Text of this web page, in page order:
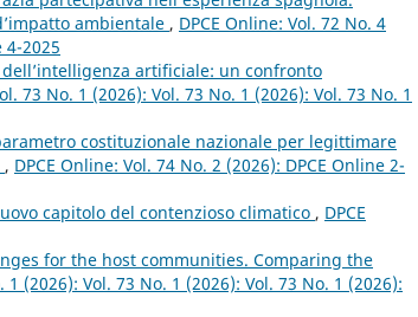
ambientale , DPCE Online: Vol. 72 No. 4
4-2025
artificiale: un confronto
73 No. 1 (2026): Vol. 73 No. 1 (2026): Vol. 73 No. 1
costituzionale nazionale per legittimare
, DPCE Online: Vol. 74 No. 2 (2026): DPCE Online 2-
capitolo del contenzioso climatico , DPCE
for the host communities. Comparing the
1 (2026): Vol. 73 No. 1 (2026): Vol. 73 No. 1 (2026):